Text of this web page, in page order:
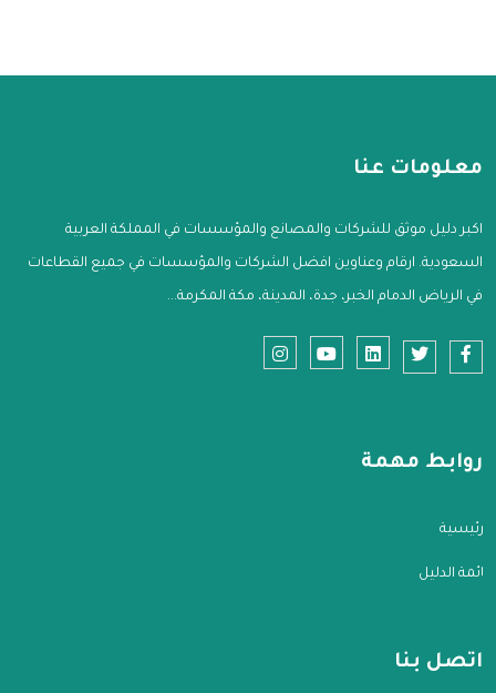
معلومات عنا
اكبر دليل موثق للشركات والمصانع والمؤسسات في المملكة العربية
السعودية. ارقام وعناوين افضل الشركات والمؤسسات في جميع القطاعات
في الرياض الدمام الخبر، جدة، المدينة، مكة المكرمة...
روابط مهمة
الرئيسية
قائمة الدليل
اتصل بنا